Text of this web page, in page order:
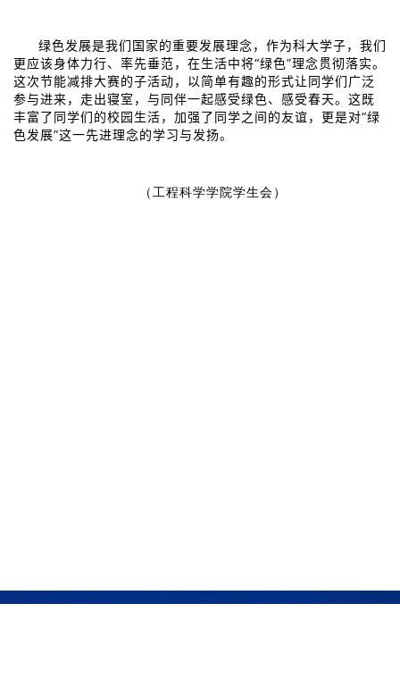
绿色发展是我们国家的重要发展理念，作为科大学子，我们
更应该身体力行、率先垂范，在生活中将“绿色”理念贯彻落实。
这次节能减排大赛的子活动，以简单有趣的形式让同学们广泛
参与进来，走出寝室，与同伴一起感受绿色、感受春天。这既
丰富了同学们的校园生活，加强了同学之间的友谊，更是对“绿
色发展”这一先进理念的学习与发扬。
（工程科学学院学生会）